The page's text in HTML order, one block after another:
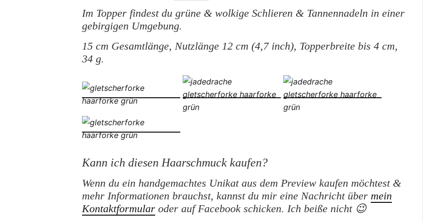
Im Topper findest du grüne & wolkige Schlieren & Tannennadeln in einer
gebirgigen Umgebung.
15 cm Gesamtlänge, Nutzlänge 12 cm (4,7 inch), Topperbreite bis 4 cm,
34 g.
Kann ich diesen Haarschmuck kaufen?
Wenn du ein handgemachtes Unikat aus dem Preview kaufen möchtest &
mehr Informationen brauchst, kannst du mir eine Nachricht über mein
Kontaktformular oder auf Facebook schicken. Ich beiße nicht 😉